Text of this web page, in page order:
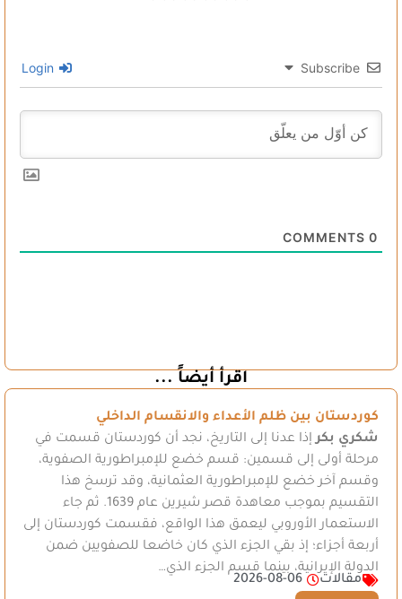
Subscribe
0
اقرأ أيضاً ...
كوردستان بين ظلم الأعداء والانقسام الداخلي
شكري بكرإذا عدنا إلى التاريخ، نجد أن كوردستان قسمت في
مرحلة أولى إلى قسمين: قسم خضع للإمبراطورية الصفوية،
وقسم آخر خضع للإمبراطورية العثمانية، وقد ترسخ هذا
التقسيم بموجب معاهدة قصر شيرين عام 1639. ثم جاء
الاستعمار الأوروبي ليعمق هذا الواقع، فقسمت كوردستان إلى
أربعة أجزاء؛ إذ بقي الجزء الذي كان خاضعا للصفويين ضمن
الدولة الإيرانية، بينما قسم الجزء الذي…
مقالات
2026-08-06